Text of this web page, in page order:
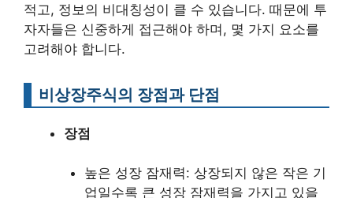
적고, 정보의 비대칭성이 클 수 있습니다. 때문에 투
자자들은 신중하게 접근해야 하며, 몇 가지 요소를
고려해야 합니다.
비상장주식의 장점과 단점
장점
높은 성장 잠재력: 상장되지 않은 작은 기
업일수록 큰 성장 잠재력을 가지고 있을